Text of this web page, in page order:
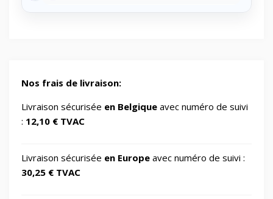
📱 screen protectors/For smartwatches
1
Nos frais de livraison:
Livraison sécurisée en Belgique avec numéro de suivi
: 12,10 € TVAC
Livraison sécurisée en Europe avec numéro de suivi :
30,25 € TVAC